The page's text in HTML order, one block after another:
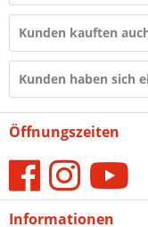
Kunden kauften
Kunden haben sich
Öffnungszeiten
Informationen